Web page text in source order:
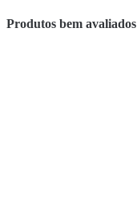
Produtos bem avaliados